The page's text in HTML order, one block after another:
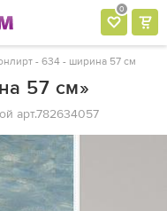
0
- 634 - ширина 57 см
57 см»
арт.782634057